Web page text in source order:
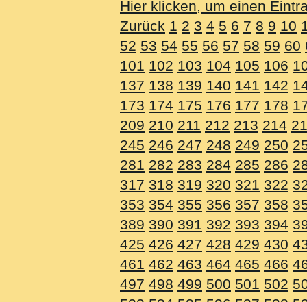
Hier klicken, um einen
Zurück 1 2 3 4 5 6 7 8 9 10
52 53 54 55 56 57 58 59 60
101 102 103 104 105 106
137 138 139 140 141 142
173 174 175 176 177 178
209 210 211 212 213 214
245 246 247 248 249 250
281 282 283 284 285 286
317 318 319 320 321 322
353 354 355 356 357 358
389 390 391 392 393 394
425 426 427 428 429 430
461 462 463 464 465 466
497 498 499 500 501 502